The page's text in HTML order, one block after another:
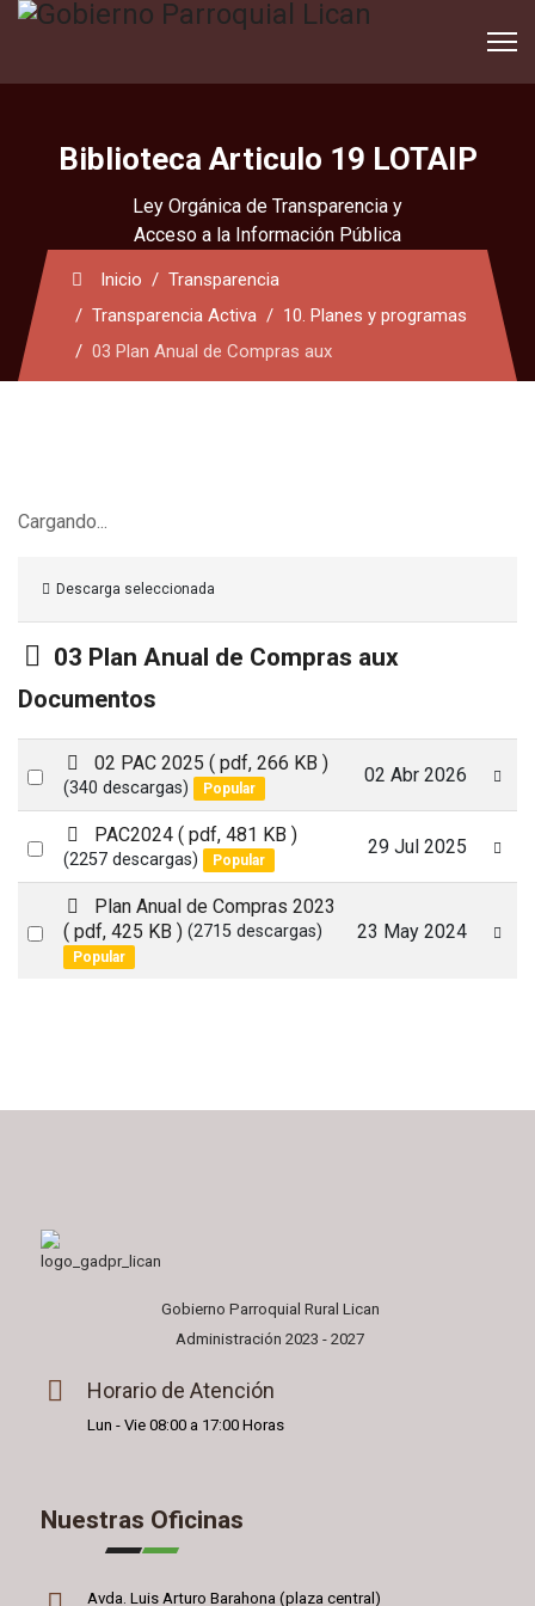
Biblioteca Articulo 19 LOTAIP
Ley Orgánica de Transparencia y
Acceso a la Información Pública
Inicio
Transparencia
Transparencia Activa
10. Planes y programas
03 Plan Anual de Compras aux
Cargando...
Descarga seleccionada
Carpeta
03 Plan Anual de Compras aux
Documentos
Select
an
item
p
d
f
02 PAC 2025 ( pdf, 266 KB )
(340 descargas) Popular
02 Abr 2026
Select
an
p
d
f
PAC2024 ( pdf, 481 KB )
(2257 descargas) Popular
29 Jul 2025
Select
p
d
f
Plan Anual de Compras 2023
( pdf, 425 KB ) (2715 descargas)
Popular
23 May 2024
Gobierno Parroquial Rural Lican
Administración 2023 - 2027
Horario de Atención
Lun - Vie 08:00 a 17:00 Horas
Nuestras Oficinas
Avda. Luis Arturo Barahona (plaza central)